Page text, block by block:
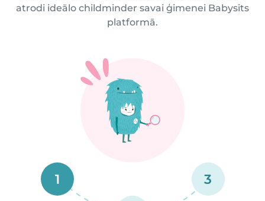
atrodi ideālo childminder savai ģimenei Babysits
platformā.
1 3